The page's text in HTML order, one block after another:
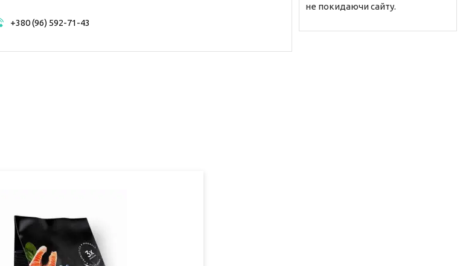
+380 (96) 592-71-43
не покидаючи сайту.